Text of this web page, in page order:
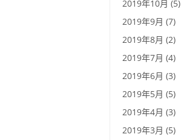
2019年10月 (5)
2019年9月 (7)
2019年8月 (2)
2019年7月 (4)
2019年6月 (3)
2019年5月 (5)
2019年4月 (3)
2019年3月 (5)